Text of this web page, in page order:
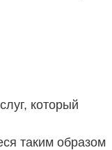
который
таким образом